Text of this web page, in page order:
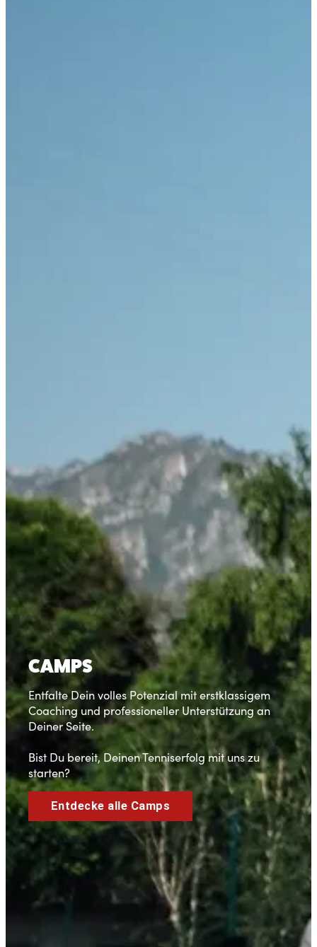
CAMPS
Entfalte Dein volles Potenzial mit erstklassigem
Coaching und professioneller Unterstützung an
Deiner Seite.
Bist Du bereit, Deinen Tenniserfolg mit uns zu
starten?
Entdecke alle Camps